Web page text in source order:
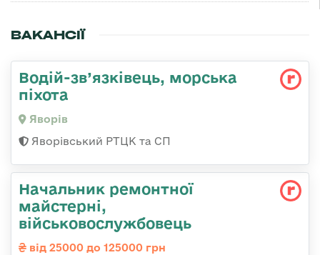
ВАКАНСІЇ
Водій-зв’язківець, морська
піхота
Яворів
Яворівський РТЦК та СП
Начальник ремонтної
майстерні,
військовослужбовець
від 25000 до 125000 грн